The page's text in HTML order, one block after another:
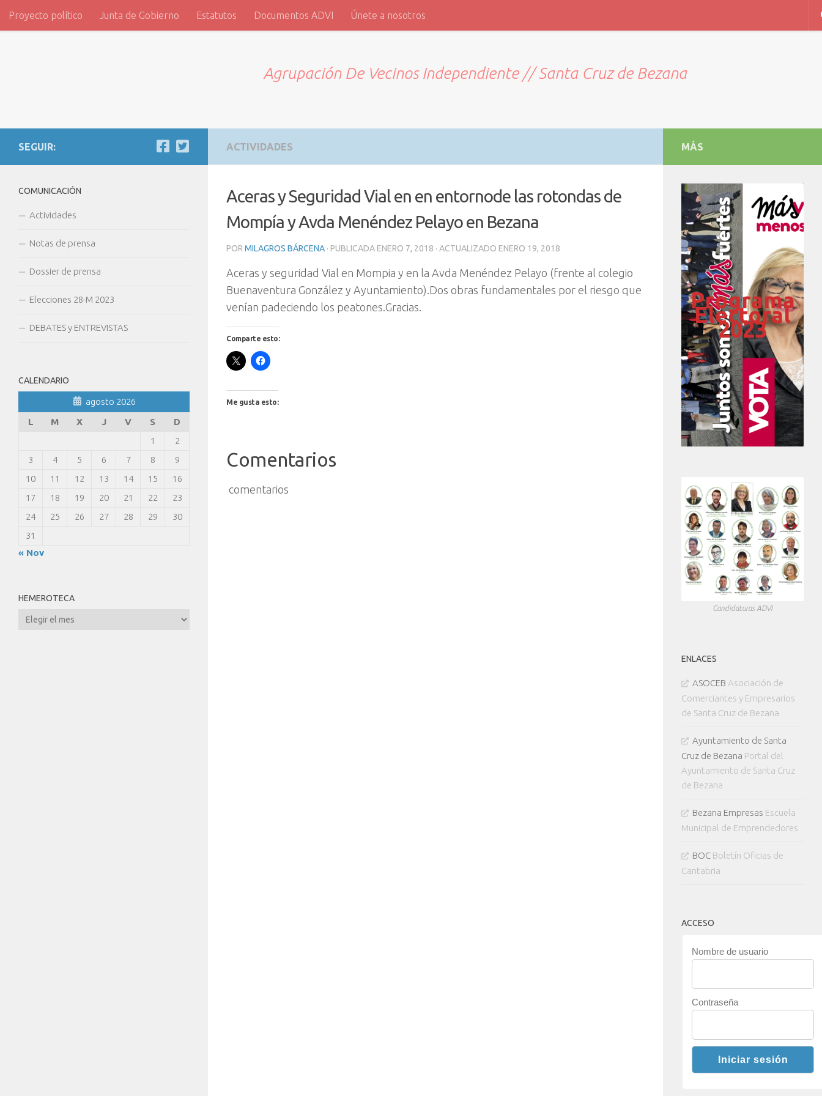
Saltar al contenido
Proyecto político Junta de Gobierno Estatutos Documentos ADVI Únete a nosotros
Agrupación De Vecinos Independiente // Santa Cruz de Bezana
ACTIVIDADES
Aceras y Seguridad Vial en en entornode las rotondas de
Mompía y Avda Menéndez Pelayo en Bezana
POR MILAGROS BÁRCENA · PUBLICADA ENERO 7, 2018 · ACTUALIZADO ENERO 19, 2018
Aceras y seguridad Vial en Mompia y en la Avda Menéndez Pelayo (frente al colegio
Buenaventura González y Ayuntamiento).Dos obras fundamentales por el riesgo que
venían padeciendo los peatones.Gracias.
Comparte esto:
Me gusta esto:
Comentarios
comentarios
SEGUIR:
COMUNICACIÓN
Actividades
Notas de prensa
Dossier de prensa
Elecciones 28-M 2023
DEBATES y ENTREVISTAS
CALENDARIO
agosto 2026
L
M X J V S
D
1
2
3
4 5 6 7 8
9
10
11 12 13 14 15
16
17
18 19 20 21 22
23
24
25 26 27 28 29
30
31
« Nov
HEMEROTECA
Hemeroteca
MÁS
Programa
Electoral
2023
Candidaturas ADVI
ENLACES
ASOCEB Asociación de
Comerciantes y Empresarios
de Santa Cruz de Bezana
Ayuntamiento de Santa
Cruz de Bezana Portal del
Ayuntamiento de Santa Cruz
de Bezana
Bezana Empresas Escuela
Municipal de Emprendedores
BOC Boletín Oficias de
Cantabria
ACCESO
Nombre de usuario
Contraseña